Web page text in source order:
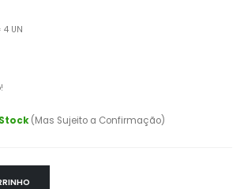
4 UN
(Mas Sujeito a Confirmação)